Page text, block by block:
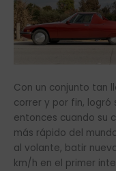
Con un conjunto tan
correr y por fin, logró
entonces cuando su
más rápido del
al volante, batir
km/h en el primer